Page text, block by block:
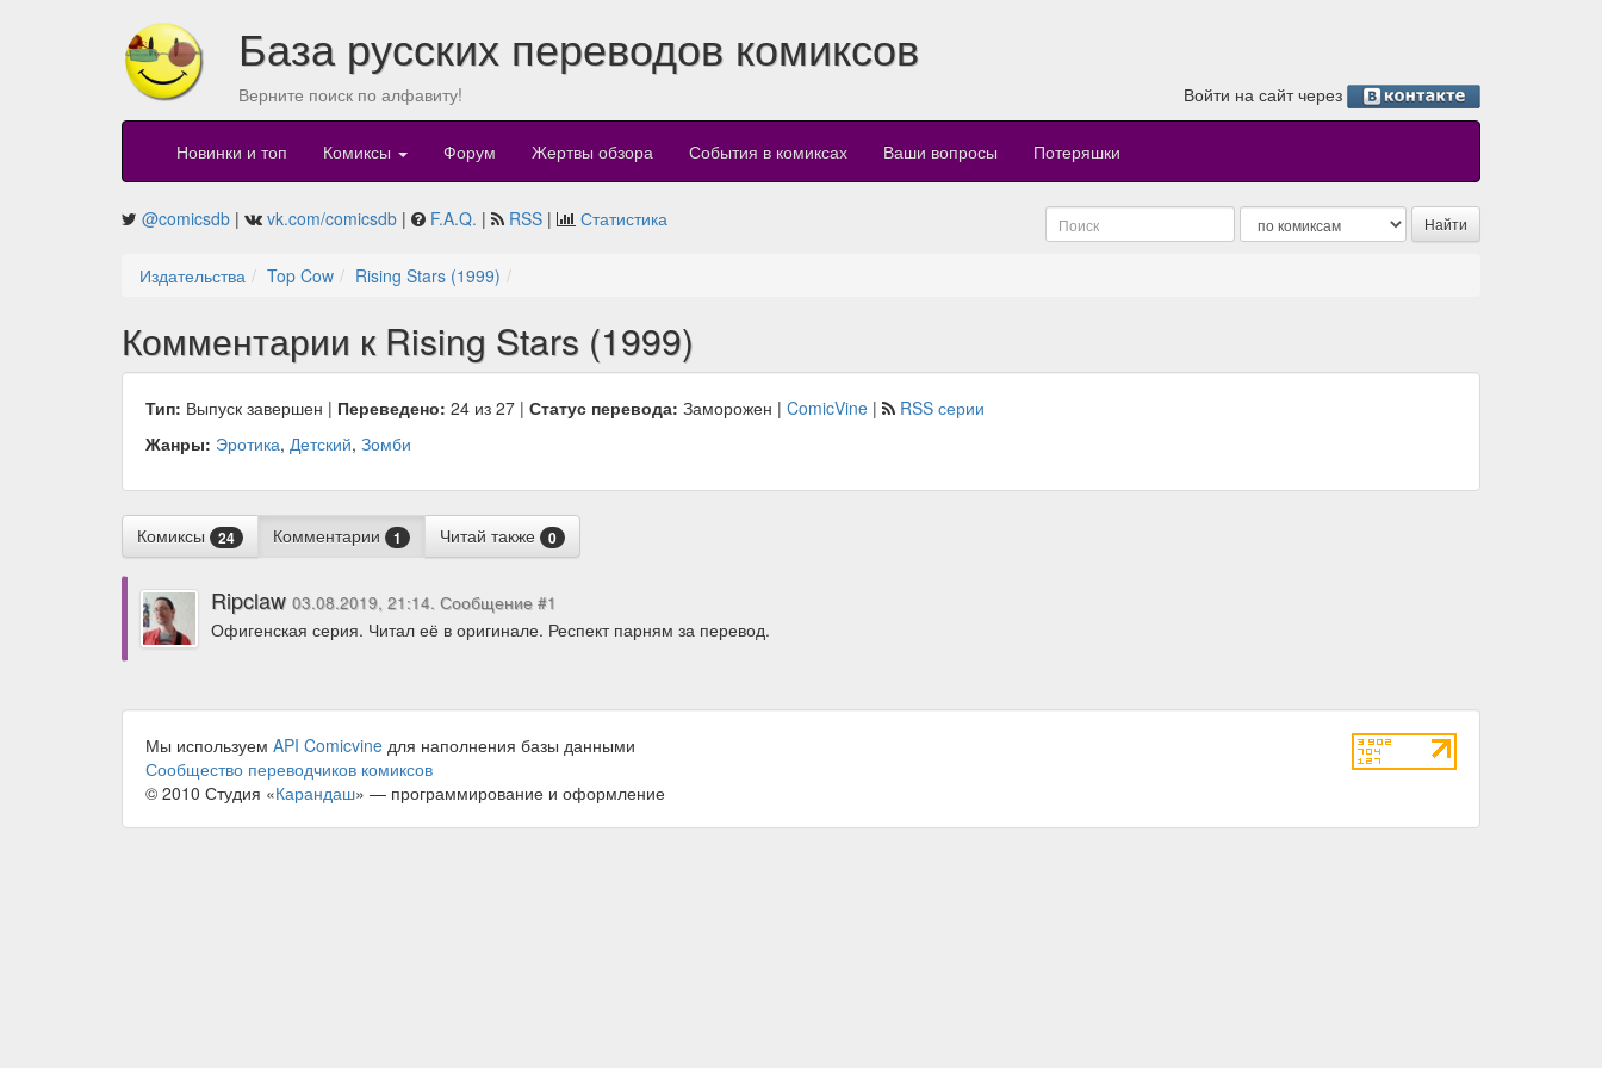
База русских переводов комиксов
Верните поиск по алфавиту! Войти на сайт через
Новинки и топ Комиксы Форум Жертвы обзора События в комиксах Ваши вопросы Потеряшки
@comicsdb | vk.com/comicsdb | F.A.Q. | RSS | Статистика
Издательства Top Cow Rising Stars (1999)
Комментарии к Rising Stars (1999)
Тип: Выпуск завершен | Переведено: 24 из 27 | Статус перевода: Заморожен | ComicVine |
RSS серии
Жанры: Эротика, Детский, Зомби
Комиксы 24 Комментарии 1 Читай также 0
Ripclaw 03.08.2019, 21:14. Сообщение #1
Офигенская серия. Читал её в оригинале. Респект парням за перевод.
Мы используем API Comicvine для наполнения базы данными
Сообщество переводчиков комиксов
© 2010 Студия «Карандаш» — программирование и оформление